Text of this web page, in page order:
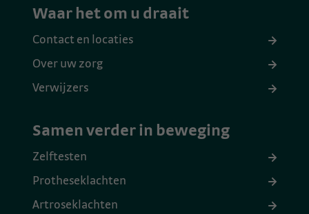
Waar het om u draait
Contact en locaties
Over uw zorg
Verwijzers
Samen verder in beweging
Zelftesten
Protheseklachten
Artroseklachten